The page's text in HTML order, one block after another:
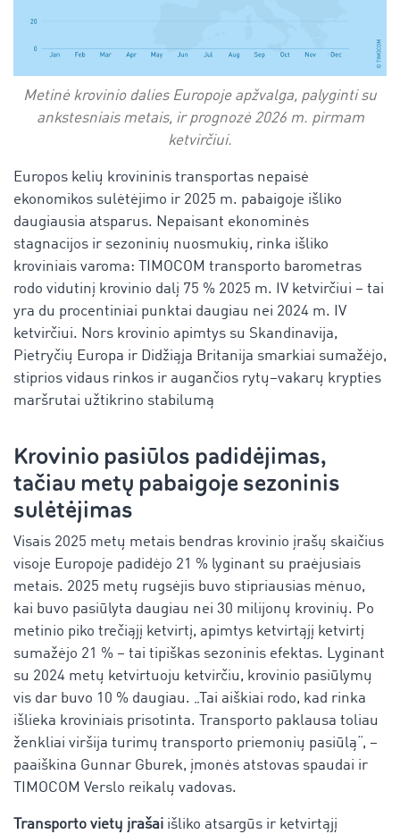
Metinė krovinio dalies Europoje apžvalga, palyginti su
ankstesniais metais, ir prognozė 2026 m. pirmam
ketvirčiui.
Europos kelių krovininis transportas nepaisė
ekonomikos sulėtėjimo ir 2025 m. pabaigoje išliko
daugiausia atsparus. Nepaisant ekonominės
stagnacijos ir sezoninių nuosmukių, rinka išliko
kroviniais varoma: TIMOCOM transporto barometras
rodo vidutinį krovinio dalį 75 % 2025 m. IV ketvirčiui – tai
yra du procentiniai punktai daugiau nei 2024 m. IV
ketvirčiui. Nors krovinio apimtys su Skandinavija,
Pietryčių Europa ir Didžiąja Britanija smarkiai sumažėjo,
stiprios vidaus rinkos ir augančios rytų–vakarų krypties
maršrutai užtikrino stabilumą
Krovinio pasiūlos padidėjimas,
tačiau metų pabaigoje sezoninis
sulėtėjimas
Visais 2025 metų metais bendras krovinio įrašų skaičius
visoje Europoje padidėjo 21 % lyginant su praėjusiais
metais. 2025 metų rugsėjis buvo stipriausias mėnuo,
kai buvo pasiūlyta daugiau nei 30 milijonų krovinių. Po
metinio piko trečiąjį ketvirtį, apimtys ketvirtąjį ketvirtį
sumažėjo 21 % – tai tipiškas sezoninis efektas. Lyginant
su 2024 metų ketvirtuoju ketvirčiu, krovinio pasiūlymų
vis dar buvo 10 % daugiau. „Tai aiškiai rodo, kad rinka
išlieka kroviniais prisotinta. Transporto paklausa toliau
ženkliai viršija turimų transporto priemonių pasiūlą“, –
paaiškina Gunnar Gburek, įmonės atstovas spaudai ir
TIMOCOM Verslo reikalų vadovas.
Transporto vietų įrašai išliko atsargūs ir ketvirtąjį